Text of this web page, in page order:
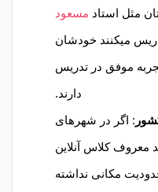
مثل استاد مسعود
میکنند خودشان
و تجربه موفق در تدریس
دارند.
: اگر در شهرهای
معروف کلاس آنلاین
مکانی نداشته